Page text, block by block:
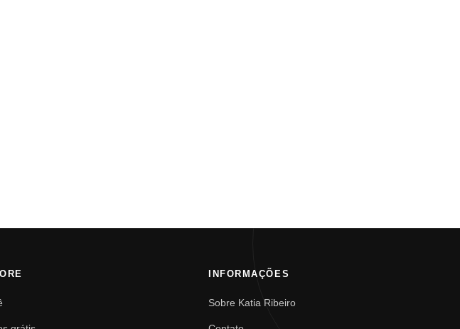
INFORMAÇÕES
Sobre Katia Ribeiro